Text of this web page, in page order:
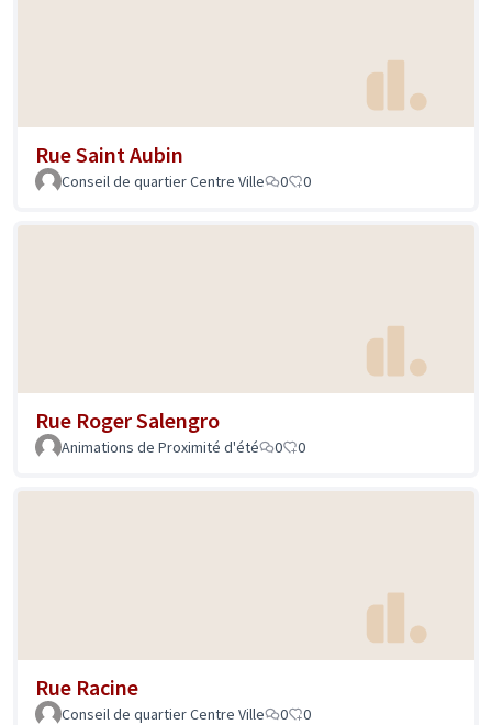
Rue Saint Aubin
Conseil de quartier Centre Ville 0 0
Rue Roger Salengro
Animations de Proximité d'été 0 0
Rue Racine
Conseil de quartier Centre Ville 0 0